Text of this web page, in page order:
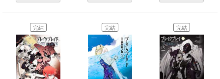
完結 完結 完結